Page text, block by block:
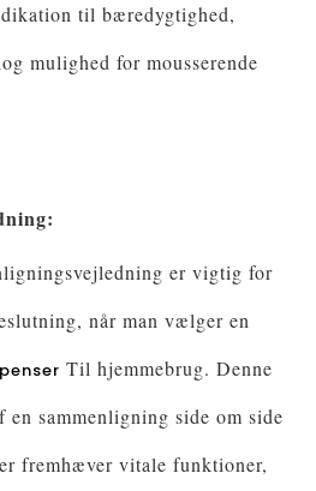
til bæredygtighed,
mulighed for mousserende
er vigtig for
når man vælger en
Til hjemmebrug. Denne
en sammenligning side om side
fremhæver vitale funktioner,